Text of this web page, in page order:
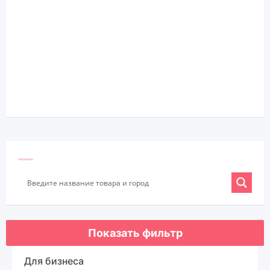
Показать фильтр
Для бизнеса